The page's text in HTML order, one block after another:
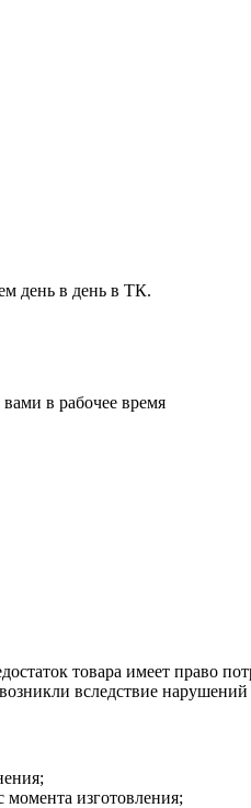
день в день в ТК.
в рабочее время
товара имеет право
вследствие
момента изготовления;